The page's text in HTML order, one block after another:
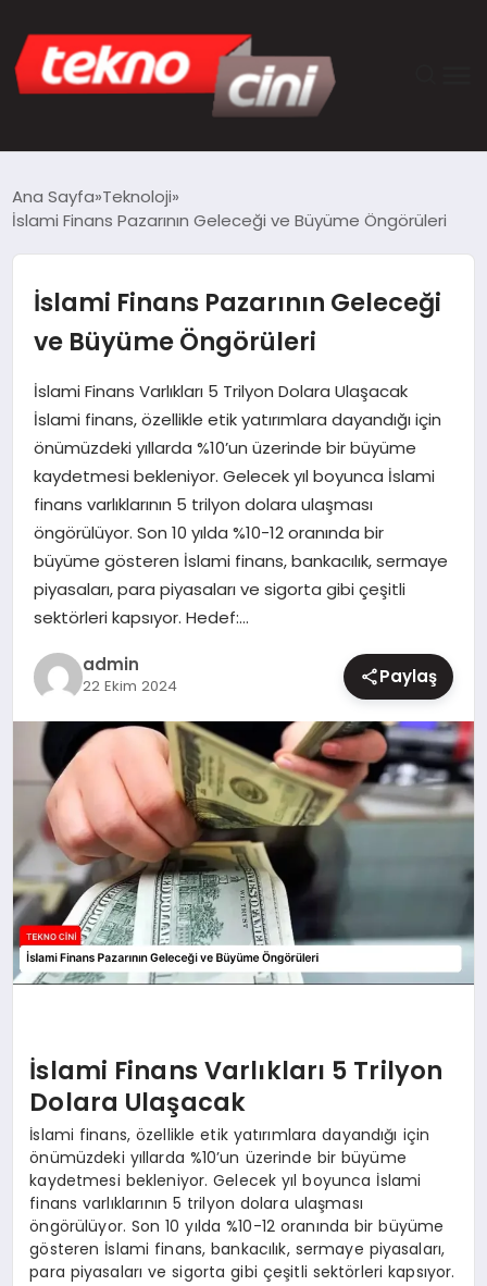
GÜNCEL
YAŞAM
SAĞLIK
DÜNYA
MAGAZIN
Ana Sayfa Teknoloji
İslami Finans Pazarının Geleceği ve Büyüme Öngörüleri
İslami Finans Pazarının Geleceği
ve Büyüme Öngörüleri
İslami Finans Varlıkları 5 Trilyon Dolara Ulaşacak
İslami finans, özellikle etik yatırımlara dayandığı için
önümüzdeki yıllarda %10’un üzerinde bir büyüme
kaydetmesi bekleniyor. Gelecek yıl boyunca İslami
finans varlıklarının 5 trilyon dolara ulaşması
öngörülüyor. Son 10 yılda %10-12 oranında bir
büyüme gösteren İslami finans, bankacılık, sermaye
piyasaları, para piyasaları ve sigorta gibi çeşitli
sektörleri kapsıyor. Hedef:…
admin
22 Ekim 2024 Paylaş
İslami Finans Varlıkları 5 Trilyon
Dolara Ulaşacak
İslami finans, özellikle etik yatırımlara dayandığı için
önümüzdeki yıllarda %10’un üzerinde bir büyüme
kaydetmesi bekleniyor. Gelecek yıl boyunca İslami
finans varlıklarının 5 trilyon dolara ulaşması
öngörülüyor. Son 10 yılda %10-12 oranında bir büyüme
gösteren İslami finans, bankacılık, sermaye piyasaları,
para piyasaları ve sigorta gibi çeşitli sektörleri kapsıyor.